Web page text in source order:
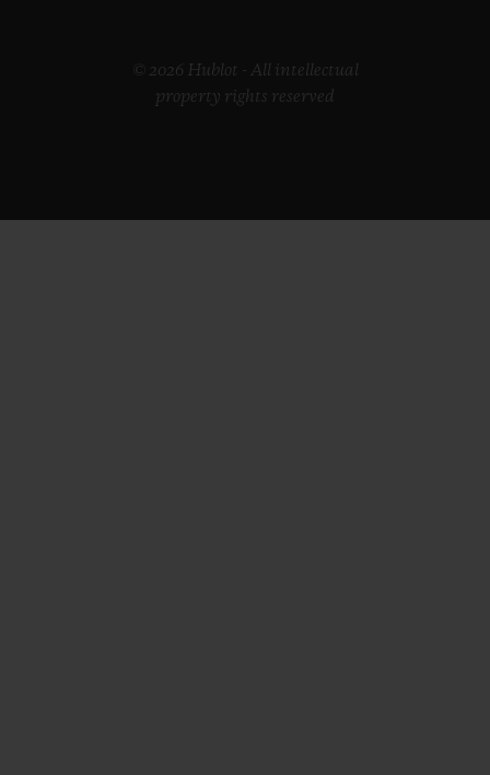
© 2026 Hublot - All intellectual
property rights reserved